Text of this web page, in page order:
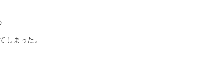
しまった。